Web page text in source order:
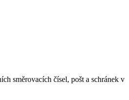
směrovacích čísel, pošt a schránek v